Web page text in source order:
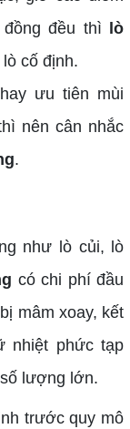
đều thì lò
cố định.
ưu tiên mùi
nên cân nhắc
.
như lò củi, lò
có chi phí đầu
mâm xoay, kết
nhiệt phức tạp
lượng lớn.
trước quy mô